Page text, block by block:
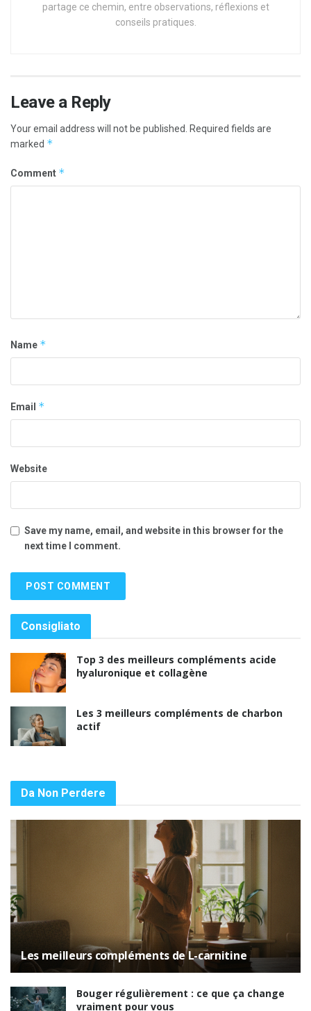
partage ce chemin, entre observations, réflexions et
conseils pratiques.
Leave a Reply
Your email address will not be published.
Required fields are
marked *
Comment *
Name *
Email *
Website
Save my name, email, and website in this browser for the
next time I comment.
Consigliato
Top 3 des meilleurs compléments acide
hyaluronique et collagène
Les 3 meilleurs compléments de charbon
actif
Da Non Perdere
Les meilleurs compléments de L-carnitine
Bouger régulièrement : ce que ça change
vraiment pour vous